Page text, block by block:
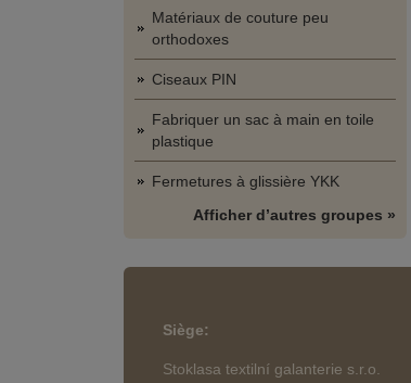
Matériaux de couture peu
orthodoxes
Ciseaux PIN
Fabriquer un sac à main en toile
plastique
Fermetures à glissière YKK
Afficher d’autres groupes »
Siège:
Stoklasa textilní galanterie s.r.o.